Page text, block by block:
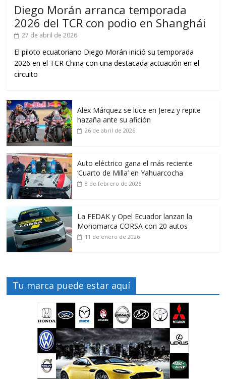
Diego Morán arranca temporada
2026 del TCR con podio en Shanghái
27 de abril de 2026
El piloto ecuatoriano Diego Morán inició su temporada
2026 en el TCR China con una destacada actuación en el
circuito
Alex Márquez se luce en Jerez y repite
hazaña ante su afición
26 de abril de 2026
Auto eléctrico gana el más reciente
‘Cuarto de Milla’ en Yahuarcocha
8 de febrero de 2026
La FEDAK y Opel Ecuador lanzan la
Monomarca CORSA con 20 autos
11 de enero de 2026
Tu marca puede estar aquí